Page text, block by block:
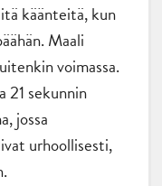
käänteitä, kun
Maali
voimassa.
21 sekunnin
jossa
urhoollisesti,